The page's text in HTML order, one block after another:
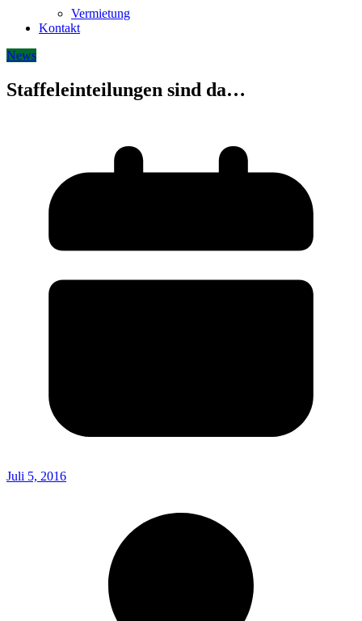
Vermietung
Kontakt
News
Staffeleinteilungen sind da…
Juli 5, 2016